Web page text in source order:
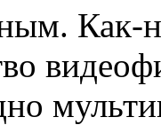
Как-